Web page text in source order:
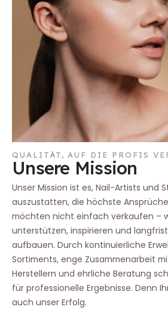
QUALITÄT, AUF DIE PROFIS
Unsere Mission
Unser Mission ist es, Nail-Artists und
auszustatten, die höchste
möchten nicht einfach verkaufen –
unterstützen, inspirieren und
aufbauen. Durch kontinuierliche
Sortiments, enge Zusammenarbeit
Herstellern und ehrliche Beratung
für professionelle Ergebnisse. Denn
auch unser Erfolg.